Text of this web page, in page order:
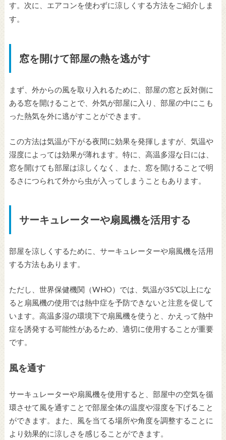
す。次に、エアコンを使わずに涼しくする方法をご紹介しま
す。
窓を開けて部屋の熱を逃がす
まず、外からの風を取り入れるために、部屋の窓と反対側に
ある窓を開けることで、外気が部屋に入り、部屋の中にこも
った熱気を外に逃がすことができます。
この方法は気温が下がる夜間に効果を発揮しますが、気温や
湿度によっては効果が薄れます。特に、高温多湿な日には、
窓を開けても部屋は涼しくなく、また、窓を開けることで明
るさにつられて外から虫が入ってしまうこともあります。
サーキュレーターや扇風機を活用する
部屋を涼しくするために、サーキュレーターや扇風機を活用
する方法もあります。
ただし、世界保健機関（WHO）では、気温が35℃以上にな
ると扇風機の使用では熱中症を予防できないと注意を促して
います。高温多湿の環境下で扇風機を使うと、かえって熱中
症を誘発する可能性があるため、適切に使用することが重要
です。
風を通す
サーキュレーターや扇風機を使用すると、部屋中の空気を循
環させて風を通すことで部屋全体の温度や湿度を下げること
ができます。また、風を当てる場所や角度を調整することに
より効果的に涼しさを感じることができます。